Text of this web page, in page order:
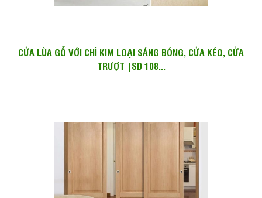
CỬA LÙA GỖ VỚI CHỈ KIM LOẠI SÁNG BÓNG, CỬA KÉO, CỬA
TRƯỢT |SD 108...